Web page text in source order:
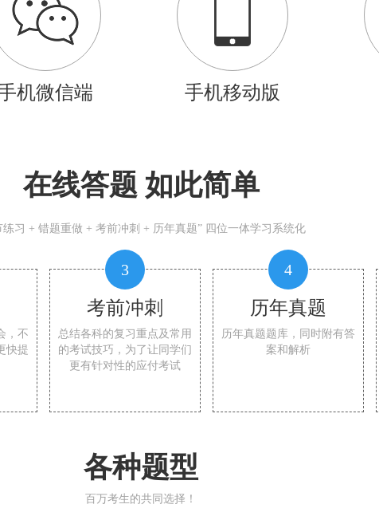
机微信端 手机移动版
在线答题 如此简单
练习 + 错题重做 + 考前冲刺 + 历年真题” 四位一体学习系统化
，不
快提
3
考前冲刺
总结各科的复习重点及常用
的考试技巧，为了让同学们
更有针对性的应付考试
4
历年真题
历年真题题库，同时附有答
案和解析
各种题型
百万考生的共同选择！